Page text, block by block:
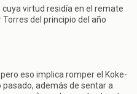
virtud residía en el remate
del principio del año
eso implica romper el Koke-
además de sentar a